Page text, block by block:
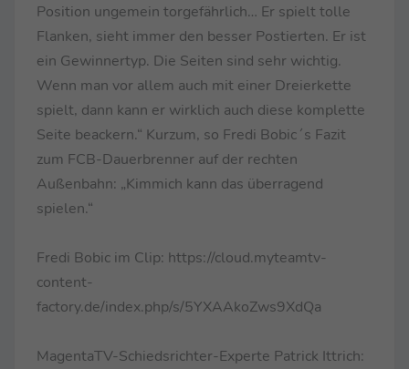
Position ungemein torgefährlich… Er spielt tolle
Flanken, sieht immer den besser Postierten. Er ist
ein Gewinnertyp. Die Seiten sind sehr wichtig.
Wenn man vor allem auch mit einer Dreierkette
spielt, dann kann er wirklich auch diese komplette
Seite beackern.“ Kurzum, so Fredi Bobic´s Fazit
zum FCB-Dauerbrenner auf der rechten
Außenbahn: „Kimmich kann das überragend
spielen.“
Fredi Bobic im Clip: https://cloud.myteamtv-
content-
factory.de/index.php/s/5YXAAkoZws9XdQa
MagentaTV-Schiedsrichter-Experte Patrick Ittrich: